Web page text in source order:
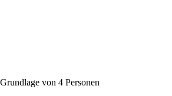
von 4 Personen